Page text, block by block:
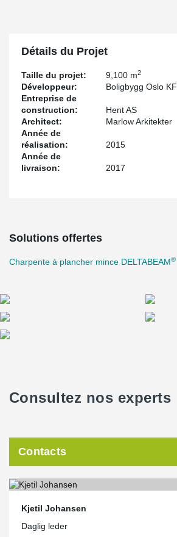
Détails du Projet
Taille du projet: 9,100 m2
Développeur:
Boligbygg Oslo KF
Entreprise de
construction:
Hent AS
Architect:
Marlow Arkitekter
Année de
réalisation:
2015
Année de
livraison:
2017
Solutions offertes
Charpente à plancher mince DELTABEAM®
Consultez nos experts
Contacts
Kjetil Johansen
Daglig leder